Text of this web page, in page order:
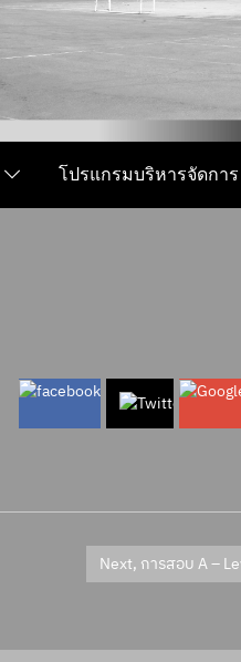
โปรแกรมบริหารจัดการ
Next, การสอบ A –